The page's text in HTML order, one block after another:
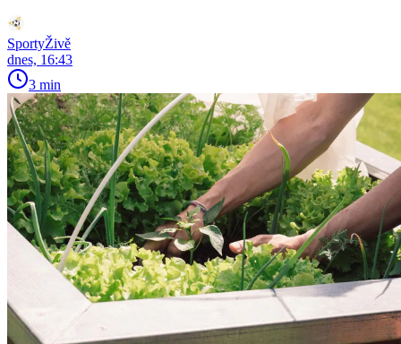
SportyŽivě
dnes, 16:43
3 min